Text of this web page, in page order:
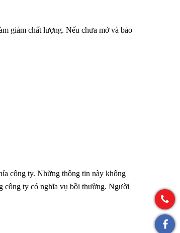
giảm chất lượng. Nếu chưa mở và bảo
công ty. Những thông tin này không
công ty có nghĩa vụ bồi thường. Người